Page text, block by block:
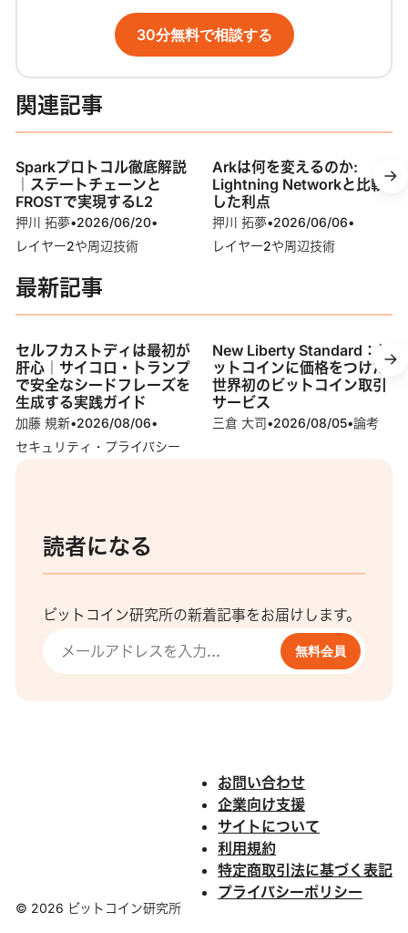
30分無料で相談する
関連記事
Sparkプロトコル徹底解説
｜ステートチェーンと
FROSTで実現するL2
押川 拓夢•2026/06/20•
レイヤー2や周辺技術
Arkは何を変えるのか:
Lightning Networkと比較
した利点
押川 拓夢•2026/06/06•
レイヤー2や周辺技術
最新記事
セルフカストディは最初が
肝心｜サイコロ・トランプ
で安全なシードフレーズを
生成する実践ガイド
加藤 規新•2026/08/06•
セキュリティ・プライバシー
New Liberty Standard：ビ
ットコインに価格をつけた
世界初のビットコイン取引
サービス
三倉 大司•2026/08/05•論考
読者になる
ビットコイン研究所の新着記事をお届けします。
無料会員
© 2026 ビットコイン研究所
お問い合わせ
企業向け支援
サイトについて
利用規約
特定商取引法に基づく表記
プライバシーポリシー